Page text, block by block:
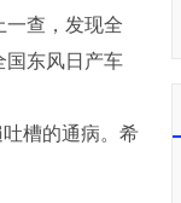
一查，发现全
国东风日产车
槽的通病。希